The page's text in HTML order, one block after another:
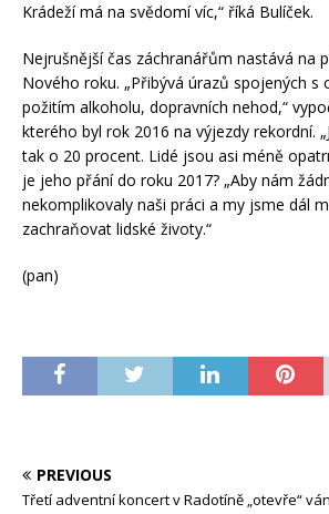
Krádeží má na svědomí víc,“ říká Bulíček.
Nejrušnější čas záchranářům nastává na
Nového roku. „Přibývá úrazů spojených s
požitím alkoholu, dopravních nehod,“
kterého byl rok 2016 na výjezdy rekordní.
tak o 20 procent. Lidé jsou asi méně
je jeho přání do roku 2017? „Aby nám
nekomplikovaly naši práci a my jsme dál
zachraňovat lidské životy.“
(pan)
PREVIOUS
Třetí adventní koncert v Radotíně „otevře“